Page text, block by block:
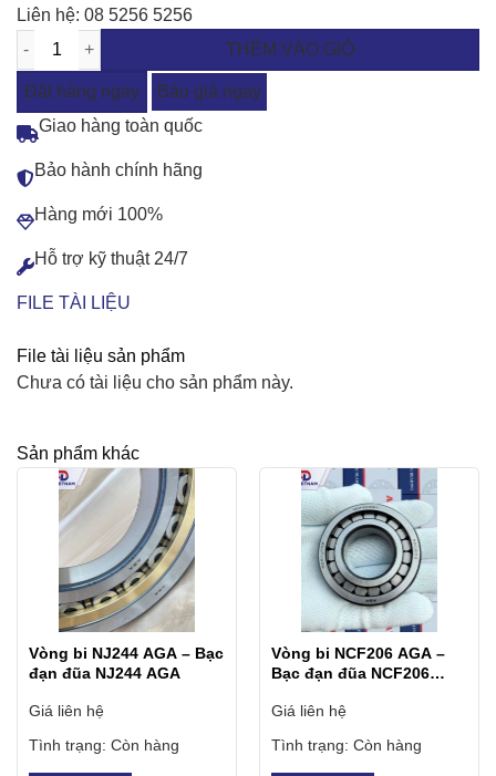
Liên hệ: 08 5256 5256
THÊM VÀO GIỎ
Đặt hàng ngay
Báo giá ngay
Giao hàng toàn quốc
Bảo hành chính hãng
Hàng mới 100%
Hỗ trợ kỹ thuật 24/7
FILE TÀI LIỆU
File tài liệu sản phẩm
Chưa có tài liệu cho sản phẩm này.
Sản phẩm khác
Vòng bi NJ244 AGA – Bạc
đạn đũa NJ244 AGA
Giá liên hệ
Tình trạng: Còn hàng
Vòng bi NCF206 AGA –
Bạc đạn đũa NCF206
Giá liên hệ
Tình trạng: Còn hàng